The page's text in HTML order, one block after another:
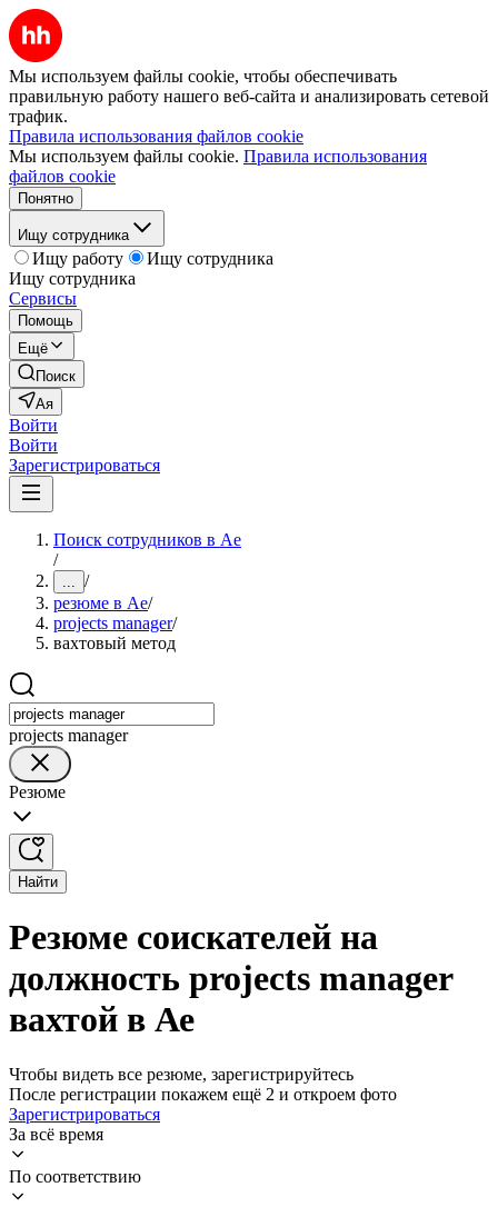
Мы используем файлы cookie, чтобы обеспечивать
правильную работу нашего веб-сайта и анализировать сетевой
трафик.
Правила использования файлов cookie
Мы используем файлы cookie. Правила использования
файлов cookie
Понятно
Ищу сотрудника
Ищу работу
Ищу сотрудника
Ищу сотрудника
Сервисы
Помощь
Ещё
Поиск
Ая
Войти
Войти
Зарегистрироваться
Поиск сотрудников в Ае
/
... /
резюме в Ае/
projects manager/
вахтовый метод
projects manager
Резюме
Найти
Резюме соискателей на
должность projects manager
вахтой в Ае
Чтобы видеть все резюме, зарегистрируйтесь
После регистрации покажем ещё 2 и откроем фото
Зарегистрироваться
За всё время
По соответствию